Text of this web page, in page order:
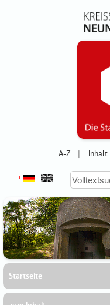
A-Z Inhalt
Startseite